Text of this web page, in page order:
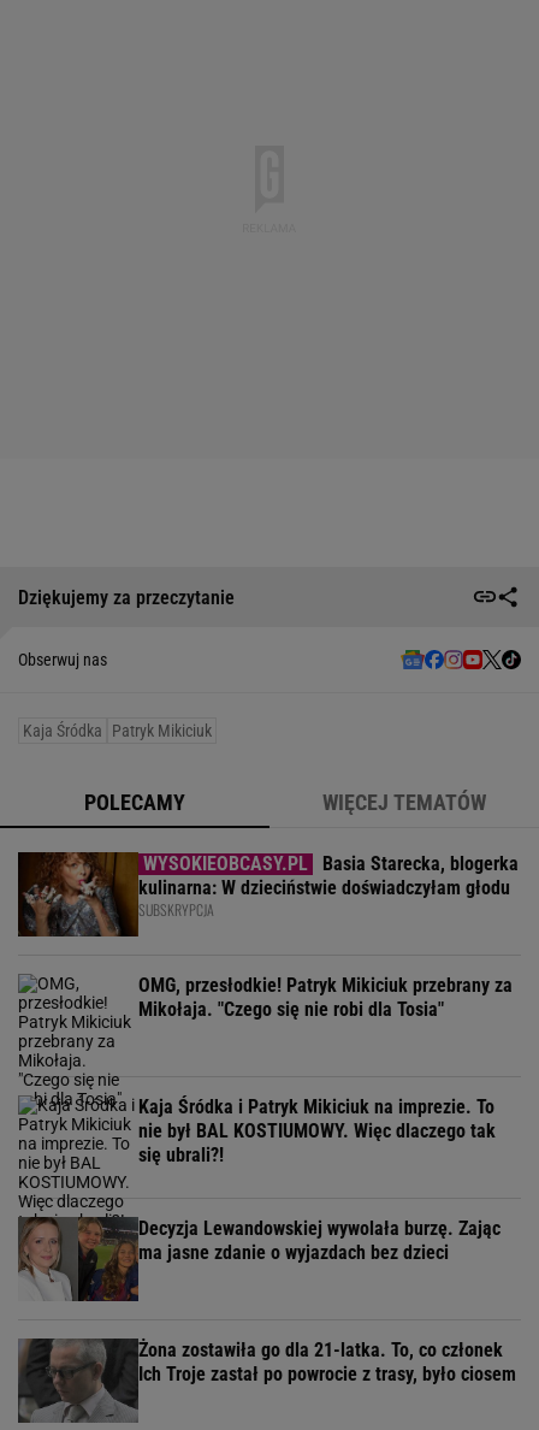
Dziękujemy za przeczytanie
Obserwuj nas
Kaja Śródka Patryk Mikiciuk
POLECAMY WIĘCEJ TEMATÓW
Basia Starecka, blogerka
kulinarna: W dzieciństwie doświadczyłam głodu
SUBSKRYPCJA
OMG, przesłodkie! Patryk Mikiciuk przebrany za
Mikołaja. "Czego się nie robi dla Tosia"
Kaja Śródka i Patryk Mikiciuk na imprezie. To
nie był BAL KOSTIUMOWY. Więc dlaczego tak
się ubrali?!
Decyzja Lewandowskiej wywolała burzę. Zając
ma jasne zdanie o wyjazdach bez dzieci
Żona zostawiła go dla 21-latka. To, co członek
Ich Troje zastał po powrocie z trasy, było ciosem